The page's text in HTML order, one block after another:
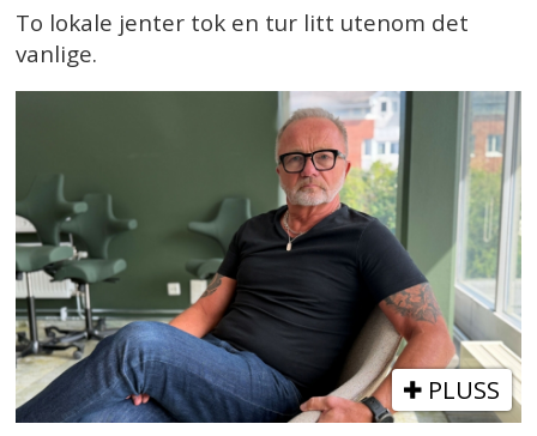
To lokale jenter tok en tur litt utenom det
vanlige.
PLUSS